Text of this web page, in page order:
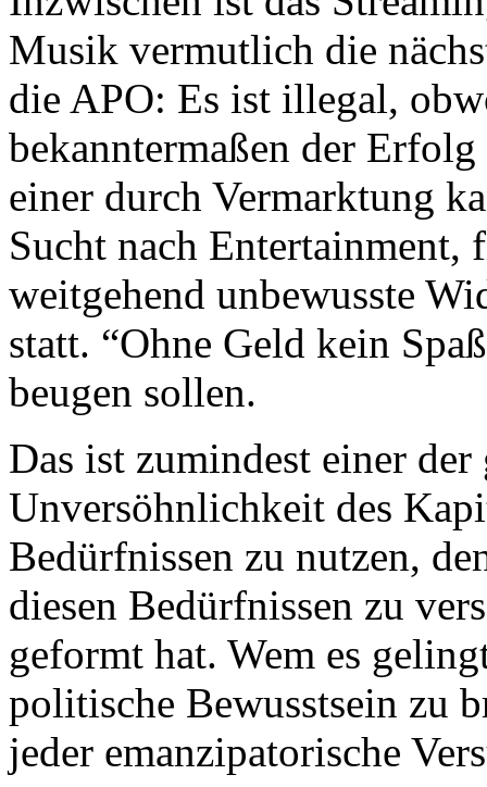
Musik vermutlich die
die APO: Es ist illegal,
bekanntermaßen der
einer durch Vermarktung
Sucht nach Entertainment,
weitgehend unbewusste
statt. “Ohne Geld kein
beugen sollen.
Das ist zumindest einer
Unversöhnlichkeit des
Bedürfnissen zu nutzen,
diesen Bedürfnissen zu
geformt hat. Wem es
politische Bewusstsein zu
jeder emanzipatorische